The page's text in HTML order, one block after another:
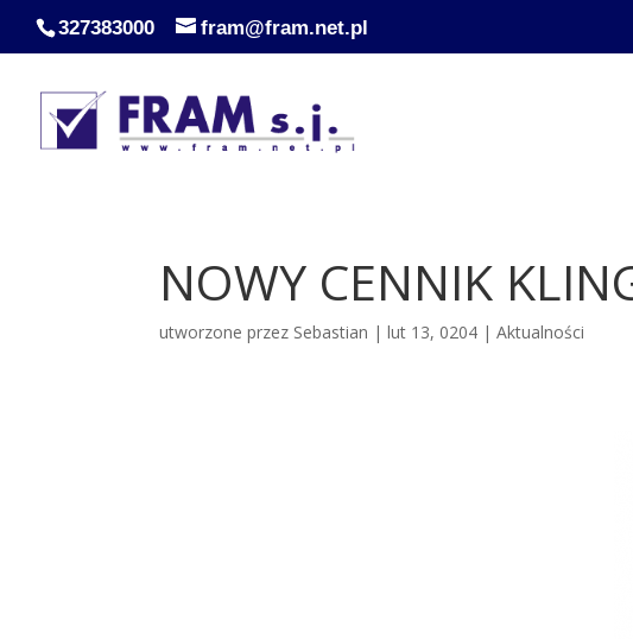
327383000 fram@fram.net.pl
NOWY CENNIK
utworzone przez Sebastian |lut 13, 0204 |Aktualności